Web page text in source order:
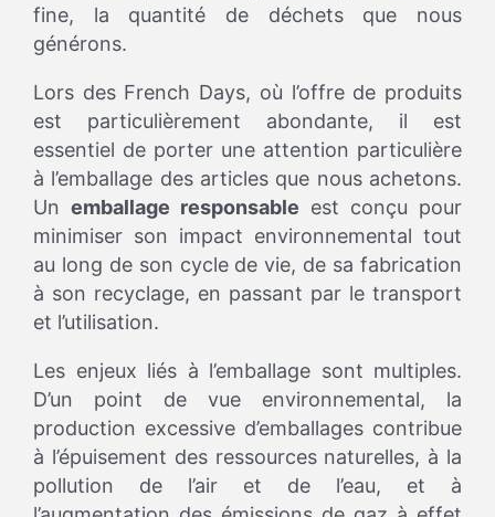
fine, la quantité de déchets que nous
générons.
Lors des French Days, où l’offre de produits
est particulièrement abondante, il est
essentiel de porter une attention particulière
à l’emballage des articles que nous achetons.
Un emballage responsable est conçu pour
minimiser son impact environnemental tout
au long de son cycle de vie, de sa fabrication
à son recyclage, en passant par le transport
et l’utilisation.
Les enjeux liés à l’emballage sont multiples.
D’un point de vue environnemental, la
production excessive d’emballages contribue
à l’épuisement des ressources naturelles, à la
pollution de l’air et de l’eau, et à